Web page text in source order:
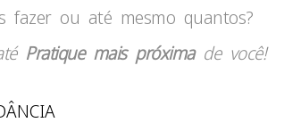
fazer ou até mesmo quantos?
Pratique mais próximade você!